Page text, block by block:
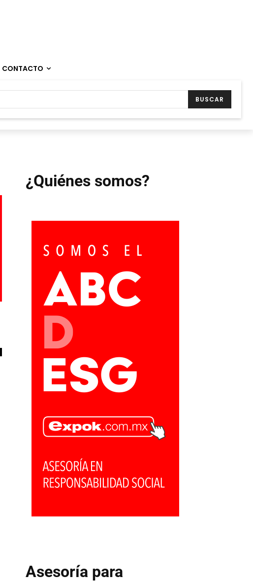
CONTACTO
BUSCAR
¿Quiénes somos?
Asesoría para